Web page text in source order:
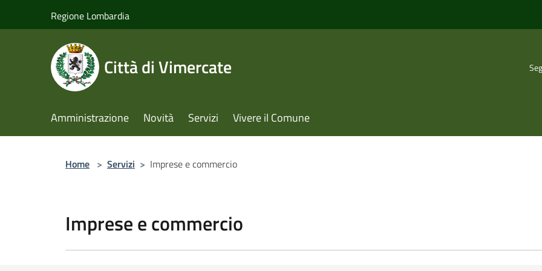
Regione Lombardia
Città di Vimercate
Amministrazione Novità Servizi Vivere il Comune
Home > Servizi > Imprese e commercio
Imprese e commercio